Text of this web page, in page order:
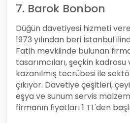
7. Barok Bonbon
Düğün davetiyesi hizmeti
1973 yılından beri İstanbul
Fatih mevkiinde bulunan
tasarımcıları, şeçkin kadrosu
kazanılmış tecrübesi ile
çıkıyor. Davetiye çeşitleri,
eşya ve sunum servis
firmanın fiyatları 1 TL'den